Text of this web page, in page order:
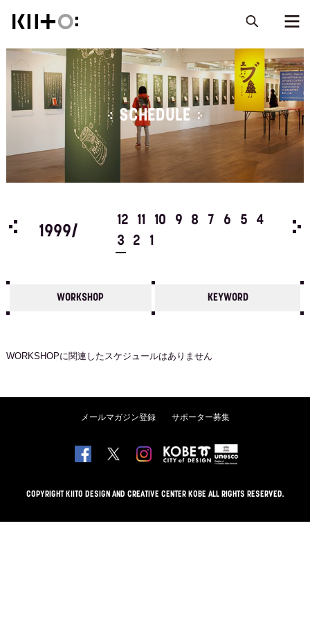
SCHEDULE
4
1999/
12 11 10 9 8 7 6 5
4
3
2 1
WORKSHOP KEYWORD
WORKSHOPに関連したスケジュールはありません
メールマガジン登録 サポーター募集
COPYRIGHT KIITO DESIGN AND CREATIVE CENTER KOBE ALL RIGHTS RESERVED.